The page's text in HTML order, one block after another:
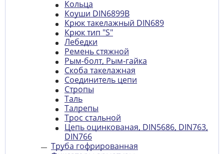
Кольца
Коуши DIN6899B
Крюк такелажный DIN689
Крюк тип "S"
Лебедки
Ремень стяжной
Рым-болт, Рым-гайка
Скоба такелажная
Соединитель цепи
Стропы
Таль
Талрепы
Трос стальной
Цепь оцинкованая, DIN5686, DIN763,
DIN766
Труба гофрированная